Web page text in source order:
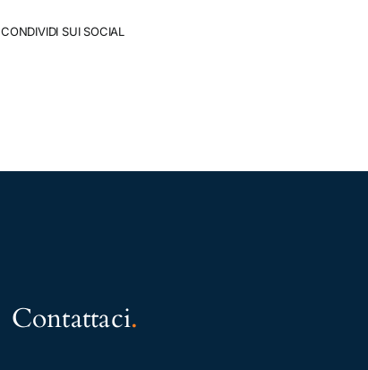
CONDIVIDI SUI SOCIAL
Contattaci.